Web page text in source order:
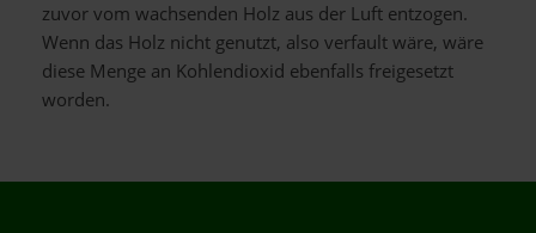
zuvor vom wachsenden Holz aus der Luft entzogen.
Wenn das Holz nicht genutzt, also verfault wäre, wäre
diese Menge an Kohlendioxid ebenfalls freigesetzt
worden.